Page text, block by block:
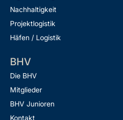
Nachhaltigkeit
Projektlogistik
Häfen / Logistik
BHV
Die BHV
Mitglieder
BHV Junioren
Kontakt